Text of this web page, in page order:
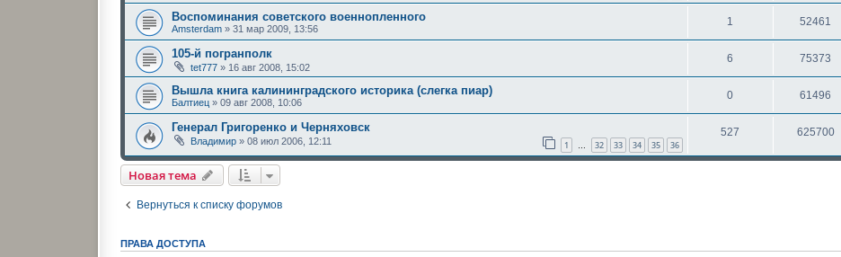
Воспоминания советского военнопленного
Amsterdam »31 мар 2009, 13:56
1 52461
105-й погранполк
tet777 » 16 авг 2008, 15:02
6 75373
Вышла книга калининградского историка (слегка пиар)
Балтиец »09 авг 2008, 10:06
0 61496
Генерал Григоренко и Черняховск
Владимир »08 июл 2006, 12:11 1 … 32 33 34 35 36
527 625700
Новая тема
Вернуться к списку форумов
ПРАВА ДОСТУПА